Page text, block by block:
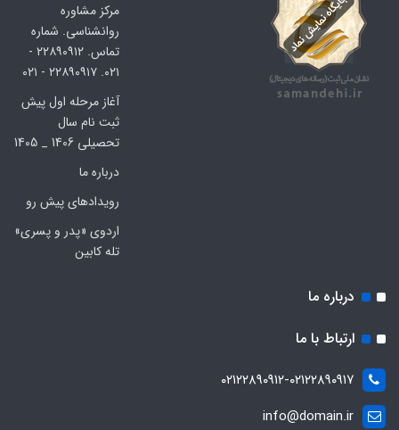
مرکز مشاوره
روانشناسی. شماره
تماس. ۲۲۸۹۰۹۱۲ -
۰۲۱. ۲۲۸۹۰۹۱۷ - ۰۲۱
آغاز مرحله اول پیش
ثبت نام سال
تحصیلی 1406 _ 1405
درباره ما
رویدادهای پیش رو
اردوی «پدر و پسری»
تله کابین
درباره ما
ارتباط با ما
۰۲۱۲۲۸۹۰۹۱۲-۰۲۱۲۲۸۹۰۹۱۷
info@domain.ir